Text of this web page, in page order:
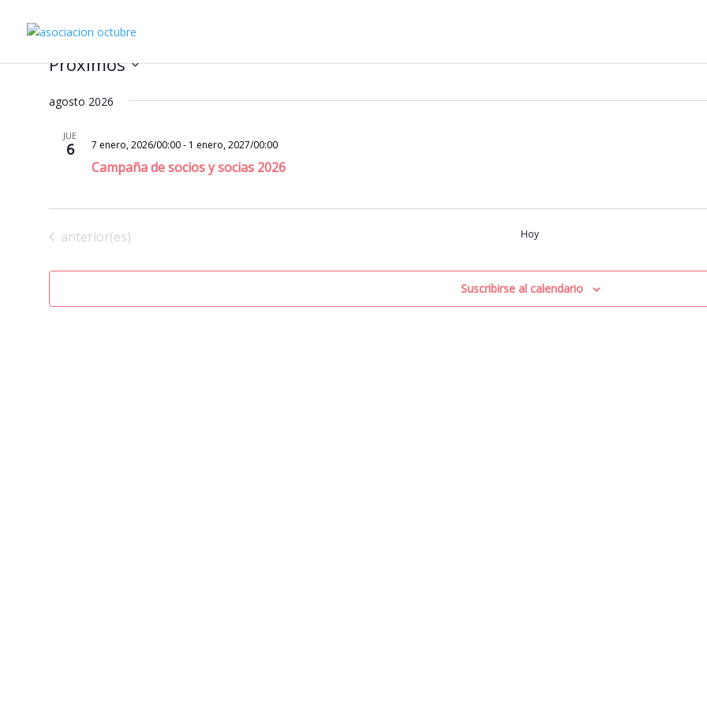
Eventos
Próximos
fecha.
agosto 2026
JUE
6
Campaña de socios y socias 2026
7 enero, 2026/00:00- 1 enero, 2027/00:00
Eventos
anterior(es) Hoy
Suscribirse al calendario